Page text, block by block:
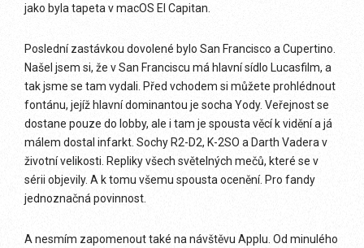
jako byla tapeta v macOS El Capitan.
Poslední zastávkou dovolené bylo San Francisco a Cupertino.
Našel jsem si, že v San Franciscu má hlavní sídlo Lucasfilm, a
tak jsme se tam vydali. Před vchodem si můžete prohlédnout
fontánu, jejíž hlavní dominantou je socha Yody. Veřejnost se
dostane pouze do lobby, ale i tam je spousta věcí k vidění a já
málem dostal infarkt. Sochy R2-D2, K-2SO a Darth Vadera v
životní velikosti. Repliky všech světelných mečů, které se v
sérii objevily. A k tomu všemu spousta ocenění. Pro fandy
jednoznačná povinnost.
A nesmím zapomenout také na návštěvu Applu. Od minulého